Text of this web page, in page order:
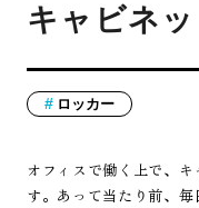
キャビネ
ロッカー
オフィスで働く上で、
す。あって当たり前、